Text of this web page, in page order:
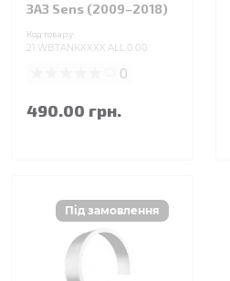
ЗАЗ Sens (2009–2018)
Код товару:
21.WBTANKXXXX.ALL.0.00
0
490.00 грн.